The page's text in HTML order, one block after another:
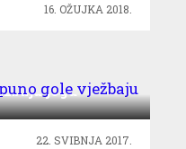
16. OŽUJKA 2018.
jogu
22. SVIBNJA 2017.